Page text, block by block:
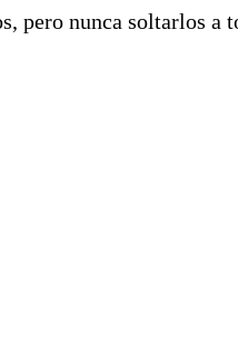
pero nunca soltarlos a